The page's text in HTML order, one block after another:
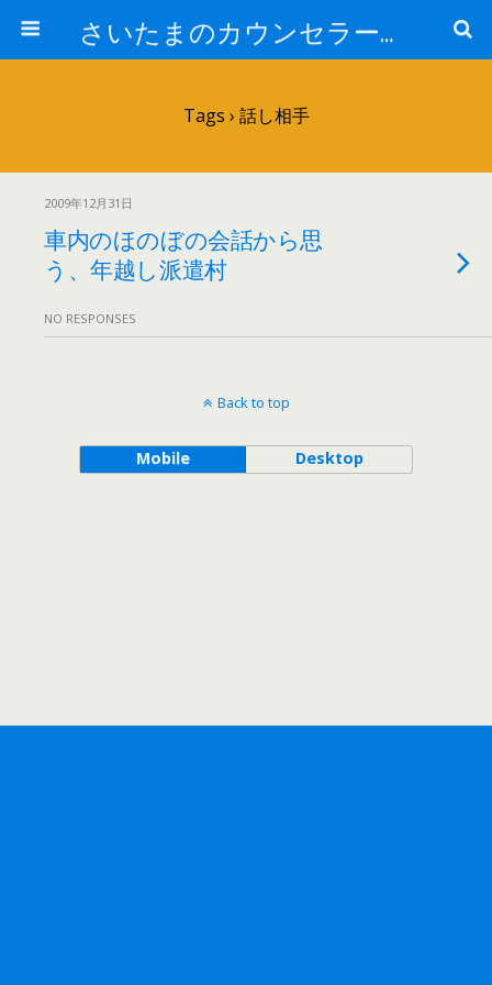
さいたまのカウンセラー日記
Tags › 話し相手
2009年12月31日
車内のほのぼの会話から思
う、年越し派遣村
NO RESPONSES
Back to top
Mobile Desktop